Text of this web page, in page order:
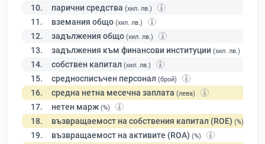
10. парични средства (хил. лв.)
11. вземания общо (хил. лв.)
12. задължения общо (хил. лв.)
13. задължения към финансови институции (хил. лв.)
14. собствен капитал (хил. лв.)
15. средносписъчен персонал (брой)
16. средна нетна месечна заплата (лева)
17. нетен марж (%)
18. възвращаемост на собствения капитал (ROE) (%)
19. възвращаемост на активите (ROA) (%)